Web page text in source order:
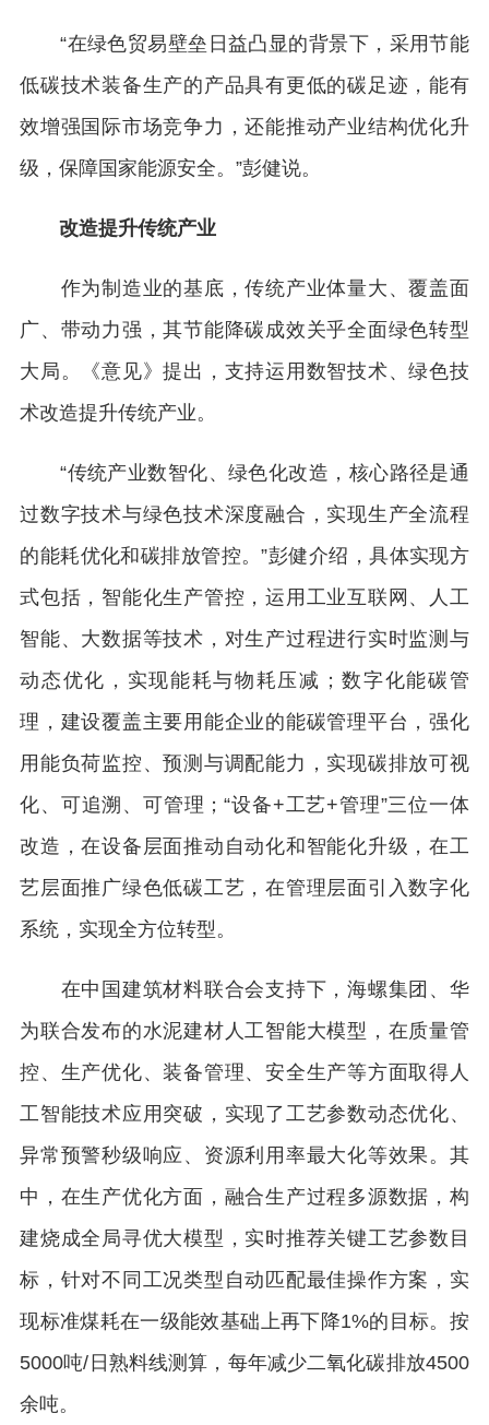
“在绿色贸易壁垒日益凸显的背景下，采用节能
低碳技术装备生产的产品具有更低的碳足迹，能有
效增强国际市场竞争力，还能推动产业结构优化升
级，保障国家能源安全。”彭健说。
改造提升传统产业
作为制造业的基底，传统产业体量大、覆盖面
广、带动力强，其节能降碳成效关乎全面绿色转型
大局。《意见》提出，支持运用数智技术、绿色技
术改造提升传统产业。
“传统产业数智化、绿色化改造，核心路径是通
过数字技术与绿色技术深度融合，实现生产全流程
的能耗优化和碳排放管控。”彭健介绍，具体实现方
式包括，智能化生产管控，运用工业互联网、人工
智能、大数据等技术，对生产过程进行实时监测与
动态优化，实现能耗与物耗压减；数字化能碳管
理，建设覆盖主要用能企业的能碳管理平台，强化
用能负荷监控、预测与调配能力，实现碳排放可视
化、可追溯、可管理；“设备+工艺+管理”三位一体
改造，在设备层面推动自动化和智能化升级，在工
艺层面推广绿色低碳工艺，在管理层面引入数字化
系统，实现全方位转型。
在中国建筑材料联合会支持下，海螺集团、华
为联合发布的水泥建材人工智能大模型，在质量管
控、生产优化、装备管理、安全生产等方面取得人
工智能技术应用突破，实现了工艺参数动态优化、
异常预警秒级响应、资源利用率最大化等效果。其
中，在生产优化方面，融合生产过程多源数据，构
建烧成全局寻优大模型，实时推荐关键工艺参数目
标，针对不同工况类型自动匹配最佳操作方案，实
现标准煤耗在一级能效基础上再下降1%的目标。按
5000吨/日熟料线测算，每年减少二氧化碳排放4500
余吨。